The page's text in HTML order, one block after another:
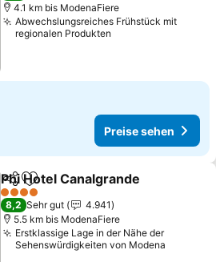
4.1 km bis ModenaFiere
Abwechslungsreiches Frühstück mit
regionalen Produkten
Preise sehen
TeilenZu Favoriten hinzufügen
Phi Hotel Canalgrande
4 Sterne
8,2 Sehr gut
4.941
5.5 km bis ModenaFiere
Erstklassige Lage in der Nähe der
Sehenswürdigkeiten von Modena